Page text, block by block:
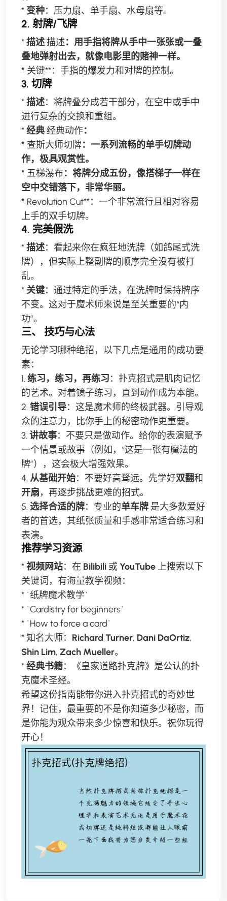
* 变种：压力扇、单手扇、水母扇等。
2. 射牌/飞牌
*描述描述：用手指将牌从手中一张张或一叠
叠地弹射出去，就像电影里的赌神一样。
* 关键**：手指的爆发力和对牌的控制。
3. 切牌
*描述：将牌叠分成若干部分，在空中或手中
进行复杂的交换和重组。
*经典经典动作：
* 查斯大师切牌：一系列流畅的单手切牌动
作，极具观赏性。
* 五梯瀑布：将牌分成五份，像搭梯子一样在
空中交错落下，非常华丽。
* Revolution Cut**：一个非常流行且相对容易
上手的双手切牌。
4. 完美假洗
*描述：看起来你在疯狂地洗牌（如鸽尾式洗
牌），但实际上整副牌的顺序完全没有被打
乱。
* 关键：通过特定的手法，在洗牌时保持牌序
不变。这对于魔术师来说是至关重要的“内
功”。
三、 技巧与心法
无论学习哪种绝招，以下几点是通用的成功要
素：
1. 练习，练习，再练习：扑克招式是肌肉记忆
的艺术。对着镜子练习，直到动作成为本能。
2. 错误引导：这是魔术师的终极武器。引导观
众的注意力，比你手上的秘密动作更重要。
3. 讲故事：不要只是做动作。给你的表演赋予
一个情景或故事（例如，“这是一张有魔法的
牌”），这会极大增强效果。
4. 从基础开始：不要好高骛远。先学好双翻和
开扇，再逐步挑战更难的招式。
5. 选择合适的牌：专业的单车牌 是大多数爱好
者的首选，其纸张质量和手感非常适合练习和
表演。
推荐学习资源
*视频网站：在 Bilibili 或YouTube 上搜索以下
关键词，有海量教学视频：
* `纸牌魔术教学`
* `Cardistry for beginners`
* `How to force a card`
* 知名大师： Richard Turner, Dani DaOrtiz,
Shin Lim, Zach Mueller。
*经典书籍：《皇家道路扑克牌》是公认的扑
克魔术圣经。
希望这份指南能带你进入扑克招式的奇妙世
界！记住，最重要的不是你知道多少秘密，而
是你能为观众带来多少惊喜和快乐。祝你玩得
开心！